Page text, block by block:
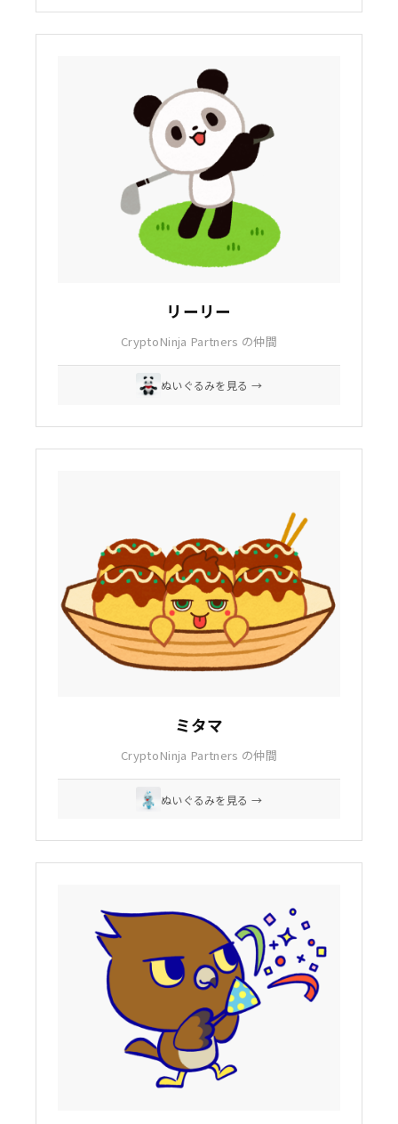
リーリー
CryptoNinja Partners の仲間
ぬいぐるみを見る →
ミタマ
CryptoNinja Partners の仲間
ぬいぐるみを見る →